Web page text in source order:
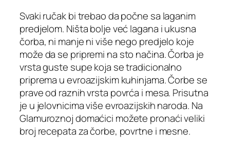
Svaki ručak bi trebao da počne sa laganim
predjelom. Ništa bolje već lagana i ukusna
čorba, ni manje ni više nego predjelo koje
može da se pripremi na sto načina. Čorba je
vrsta guste supe koja se tradicionalno
priprema u evroazijskim kuhinjama. Čorbe se
prave od raznih vrsta povrća i mesa. Prisutna
je u jelovnicima više evroazijskih naroda. Na
Glamuroznoj domaćici možete pronaći veliki
broj recepata za čorbe, povrtne i mesne.